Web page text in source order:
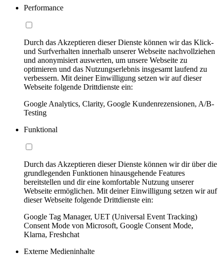
Performance
Durch das Akzeptieren dieser Dienste können wir das Klick-
und Surfverhalten innerhalb unserer Webseite nachvollziehen
und anonymisiert auswerten, um unsere Webseite zu
optimieren und das Nutzungserlebnis insgesamt laufend zu
verbessern. Mit deiner Einwilligung setzen wir auf dieser
Webseite folgende Drittdienste ein:
Google Analytics, Clarity, Google Kundenrezensionen, A/B-
Testing
Funktional
Durch das Akzeptieren dieser Dienste können wir dir über die
grundlegenden Funktionen hinausgehende Features
bereitstellen und dir eine komfortable Nutzung unserer
Webseite ermöglichen. Mit deiner Einwilligung setzen wir auf
dieser Webseite folgende Drittdienste ein:
Google Tag Manager, UET (Universal Event Tracking)
Consent Mode von Microsoft, Google Consent Mode,
Klarna, Freshchat
Externe Medieninhalte